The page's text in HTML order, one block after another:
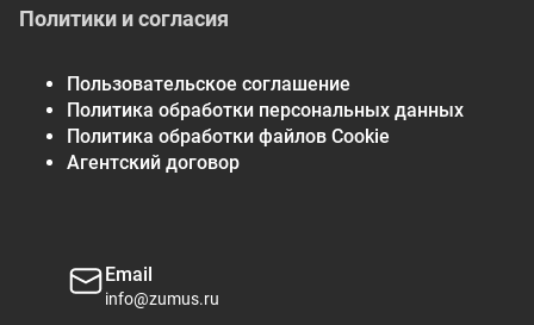
Политики и согласия
Пользовательское соглашение
Политика обработки персональных данных
Политика обработки файлов Cookie
Агентский договор
Email
info@zumus.ru